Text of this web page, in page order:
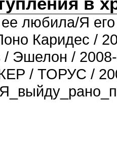
любила/Я
Каридес /
Эшелон /
/ ТОРУС /